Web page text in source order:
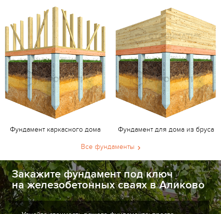
Фундамент каркасного дома Фундамент для дома из бруса
Все фундаменты
Закажите фундамент под ключ
на железобетонных сваях в Аликово